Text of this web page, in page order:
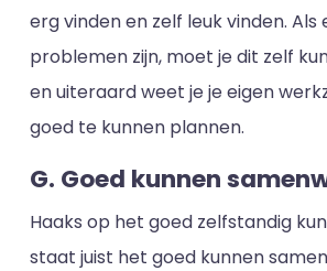
erg vinden en zelf leuk vinden.
problemen zijn, moet je dit zelf
en uiteraard weet je je eigen
goed te kunnen plannen.
G. Goed kunnen
Haaks op het goed zelfstandig
staat juist het goed kunnen